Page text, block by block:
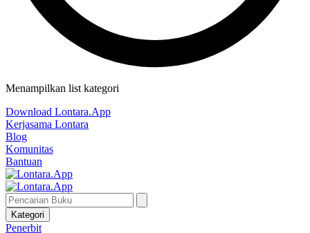
Menampilkan list kategori
Download Lontara.App
Kerjasama Lontara
Blog
Komunitas
Bantuan
Kategori
Penerbit